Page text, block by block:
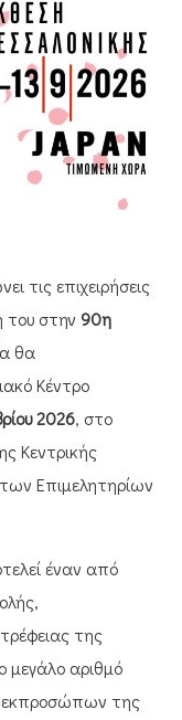
τις επιχειρήσεις
του στην 90η
θα
Κέντρο
2026, στο
Κεντρικής
Επιμελητηρίων
έναν από
της
μεγάλο αριθμό
εκπροσώπων της